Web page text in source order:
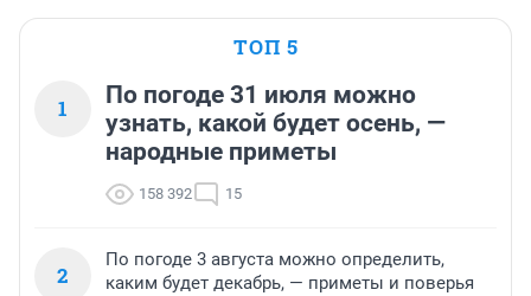
ТОП 5
1
По погоде 31 июля можно
узнать, какой будет осень, —
народные приметы
158 392 15
2
По погоде 3 августа можно определить,
каким будет декабрь, — приметы и поверья